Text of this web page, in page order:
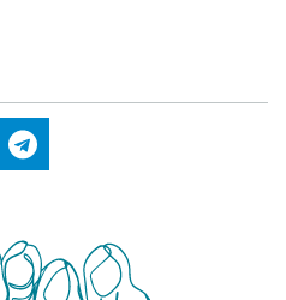
Jaa Telegramissa